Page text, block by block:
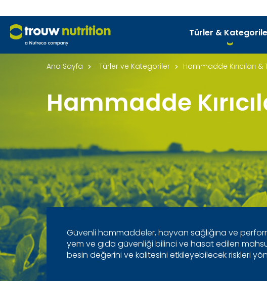
Türler &
Ana Sayfa Türler ve Kategoriler Hammadde Kırıcıları &
Hammadde
Güvenli hammaddeler, hayvan sağlığına ve
yem ve gıda güvenliği bilinci ve hasat edilen
besin değerini ve kalitesini etkileyebilecek riskleri